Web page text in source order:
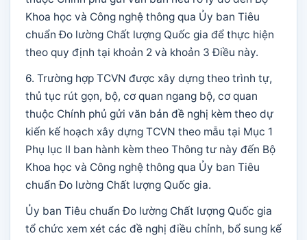
Khoa học và Công nghệ thông qua Ủy ban Tiêu
chuẩn Đo lường Chất lượng Quốc gia để thực hiện
theo quy định tại khoản 2 và khoản 3 Điều này.
6. Trường hợp TCVN được xây dựng theo trình tự,
thủ tục rút gọn, bộ, cơ quan ngang bộ, cơ quan
thuộc Chính phủ gửi văn bản đề nghị kèm theo dự
kiến kế hoạch xây dựng TCVN theo mẫu tại Mục 1
Phụ lục II ban hành kèm theo Thông tư này đến Bộ
Khoa học và Công nghệ thông qua Ủy ban Tiêu
chuẩn Đo lường Chất lượng Quốc gia.
Ủy ban Tiêu chuẩn Đo lường Chất lượng Quốc gia
tổ chức xem xét các đề nghị điều chỉnh, bổ sung kế